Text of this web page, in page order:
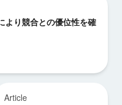
より競合との優位性を確
Article